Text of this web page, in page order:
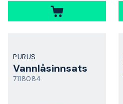
PURUS
Vannlåsinnsats
7118084